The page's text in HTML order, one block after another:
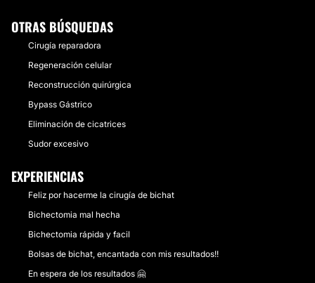
OTRAS BÚSQUEDAS
Cirugía reparadora
Regeneración celular
Reconstrucción quirúrgica
Bypass Gástrico
Eliminación de cicatrices
Sudor excesivo
EXPERIENCIAS
Feliz por hacerme la cirugía de bichat
Bichectomia mal hecha
Bichectomia rápida y facil
Bolsas de bichat, encantada con mis resultados!!
En espera de los resultados 🤗